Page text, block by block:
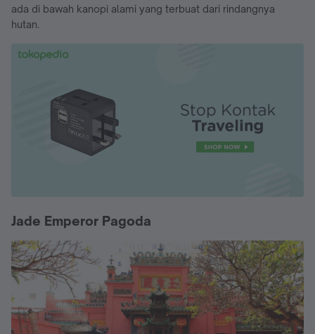
ada di bawah kanopi alami yang terbuat dari rindangnya
hutan.
Jade Emperor Pagoda